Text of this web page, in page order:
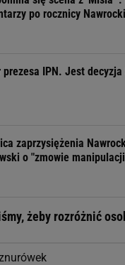
po rocznicy
prezesa IPN. Jest decyzja
zaprzysiężenia
o "zmowie
żeby rozróżnić